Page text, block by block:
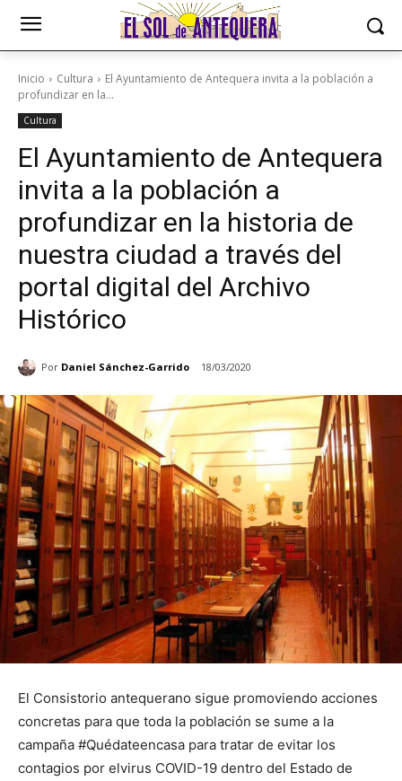
Inicio Cultura
El Ayuntamiento de Antequera invita a la población a
profundizar en la...
Cultura
El Ayuntamiento de Antequera
invita a la población a
profundizar en la historia de
nuestra ciudad a través del
portal digital del Archivo
Histórico
Por Daniel Sánchez-Garrido 18/03/2020
El Consistorio antequerano sigue promoviendo acciones
concretas para que toda la población se sume a la
campaña #Quédateencasa para tratar de evitar los
contagios por elvirus COVID-19 dentro del Estado de